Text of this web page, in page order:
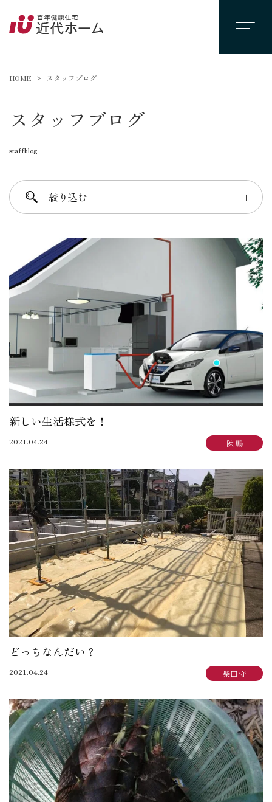
HOME スタッフブログ
スタッフブログ
staffblog
絞り込む ＋
進士 芳：FREE TIME
柴田 守：koko a koko
千葉 徳義：Nori’s room
大賀 真寿美：住まいも気持ちもゆったりと
野原 正彦：リフォーム日誌
加田 奈美：子育てママのデザインダイアリー
岩崎 達也：岩ブロ
石渡 秀樹：建築士日記
三俣 忠史：日々記
陳 鵬：陳道中
松本 典朗：近代ホームイズム継承者の気づき
新しい生活様式を！
2021.04.24 陳 鵬
どっちなんだい？
2021.04.24 柴田 守